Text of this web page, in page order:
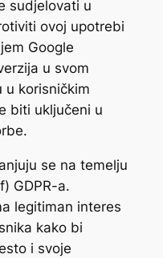
sudjelovati u
ovoj upotrebi
Google
u svom
u korisničkim
biti uključeni u
se na temelju
GDPR-a.
legitiman interes
kako bi
i svoje